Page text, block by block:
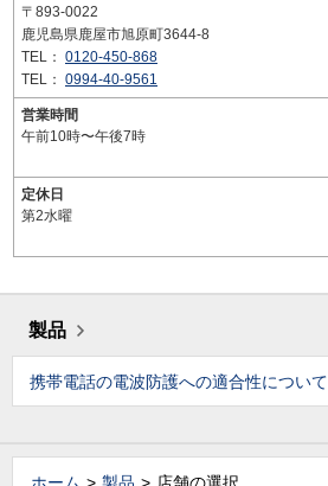
〒893-0022
鹿児島県鹿屋市旭原町3644-8
TEL： 0120-450-868
TEL： 0994-40-9561
営業時間
午前10時〜午後7時
定休日
第2水曜
製品
携帯電話の電波防護への適合性について